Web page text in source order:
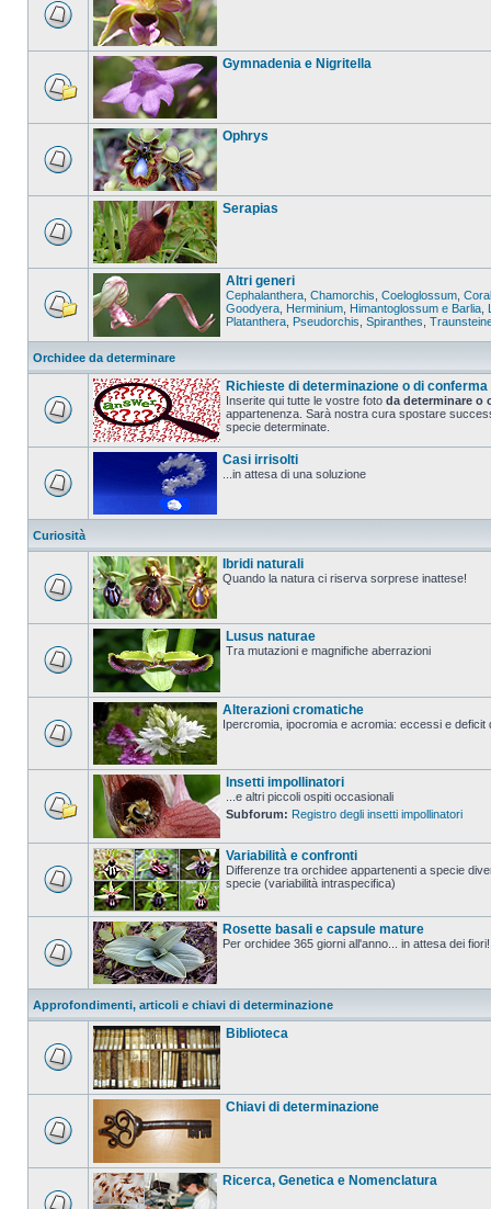
Gymnadenia e Nigritella
Ophrys
Serapias
Altri generi
Cephalanthera Chamorchis Coeloglossum
Goodyera Herminium Himantoglossum e Barlia
Platanthera Pseudorchis Spiranthes
Orchidee da determinare
Richieste di determinazione o di conferma
Inserite qui tutte le vostre foto da determinare o
appartenenza. Sarà nostra cura spostare
specie determinate.
Casi irrisolti
...in attesa di una soluzione
Curiosità
Ibridi naturali
Quando la natura ci riserva sorprese inattese!
Lusus naturae
Tra mutazioni e magnifiche aberrazioni
Alterazioni cromatiche
Ipercromia, ipocromia e acromia: eccessi e deficit
Insetti impollinatori
...e altri piccoli ospiti occasionali
Subforum: Registro degli insetti impollinatori
Variabilità e confronti
Differenze tra orchidee appartenenti a specie
specie (variabilità intraspecifica)
Rosette basali e capsule mature
Per orchidee 365 giorni all'anno... in attesa dei fiori!
Approfondimenti, articoli e chiavi di determinazione
Biblioteca
Chiavi di determinazione
Ricerca, Genetica e Nomenclatura